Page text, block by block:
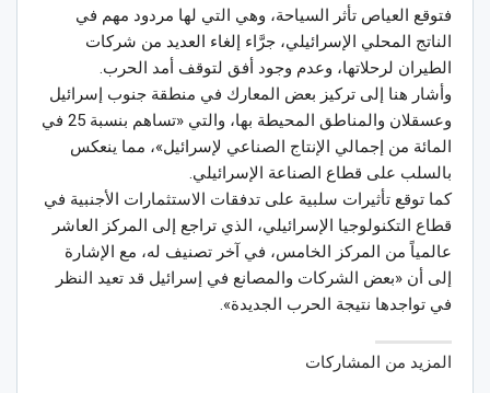
فتوقع العياص تأثر السياحة، وهي التي لها مردود مهم في
الناتج المحلي الإسرائيلي، جرَّاء إلغاء العديد من شركات
الطيران لرحلاتها، وعدم وجود أفق لتوقف أمد الحرب.
وأشار هنا إلى تركيز بعض المعارك في منطقة جنوب إسرائيل
وعسقلان والمناطق المحيطة بها، والتي «تساهم بنسبة 25 في
المائة من إجمالي الإنتاج الصناعي لإسرائيل»، مما ينعكس
بالسلب على قطاع الصناعة الإسرائيلي.
كما توقع تأثيرات سلبية على تدفقات الاستثمارات الأجنبية في
قطاع التكنولوجيا الإسرائيلي، الذي تراجع إلى المركز العاشر
عالمياً من المركز الخامس، في آخر تصنيف له، مع الإشارة
إلى أن «بعض الشركات والمصانع في إسرائيل قد تعيد النظر
في تواجدها نتيجة الحرب الجديدة».
المزيد من المشاركات